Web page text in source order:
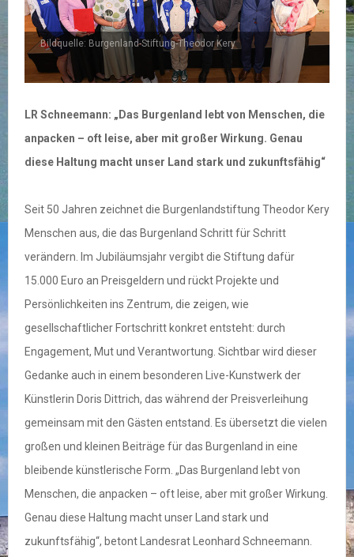
Bildquelle: Burgenland-Stiftung-Theodor Kery
LR Schneemann: „Das Burgenland lebt von Menschen, die
anpacken – oft leise, aber mit großer Wirkung. Genau
diese Haltung macht unser Land stark und zukunftsfähig“
Seit 50 Jahren zeichnet die Burgenlandstiftung Theodor Kery
Menschen aus, die das Burgenland Schritt für Schritt
verändern. Im Jubiläumsjahr vergibt die Stiftung dafür
15.000 Euro an Preisgeldern und rückt Projekte und
Persönlichkeiten ins Zentrum, die zeigen, wie
gesellschaftlicher Fortschritt konkret entsteht: durch
Engagement, Mut und Verantwortung. Sichtbar wird dieser
Gedanke auch in einem besonderen Live-Kunstwerk der
Künstlerin Doris Dittrich, das während der Preisverleihung
gemeinsam mit den Gästen entstand. Es übersetzt die vielen
großen und kleinen Beiträge für das Burgenland in eine
bleibende künstlerische Form. „Das Burgenland lebt von
Menschen, die anpacken – oft leise, aber mit großer Wirkung.
Genau diese Haltung macht unser Land stark und
zukunftsfähig“, betont Landesrat Leonhard Schneemann.